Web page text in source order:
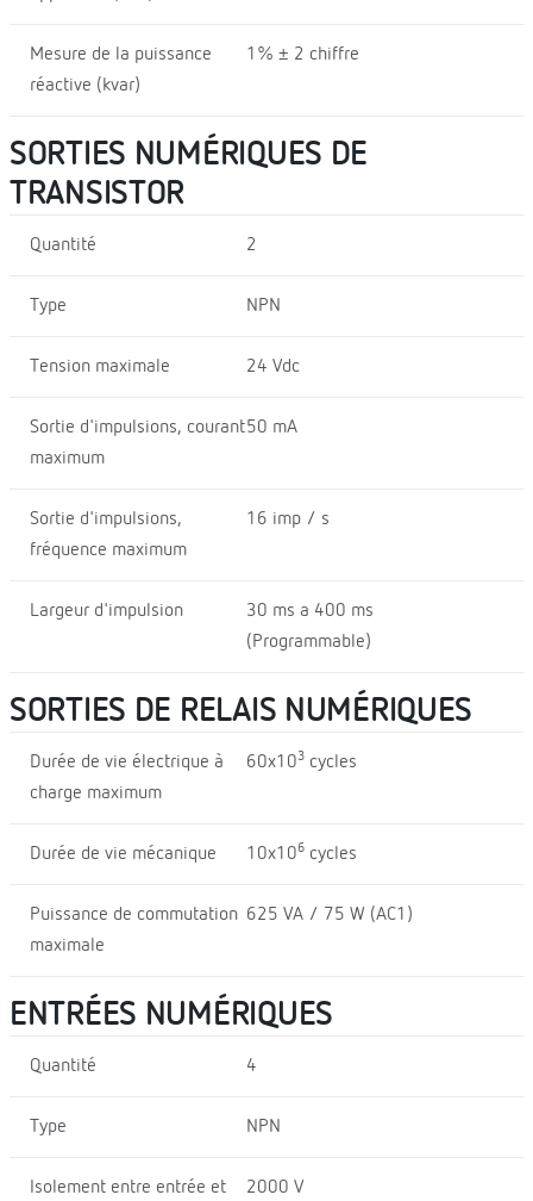
Mesure de la puissance
réactive (kvar)
1% ± 2 chiffre
SORTIES NUMÉRIQUES DE
TRANSISTOR
Quantité 2
Type NPN
Tension maximale 24 Vdc
Sortie d'impulsions, courant
maximum
50 mA
Sortie d'impulsions,
fréquence maximum
16 imp / s
Largeur d'impulsion
30 ms a 400 ms
(Programmable)
SORTIES DE RELAIS NUMÉRIQUES
Durée de vie électrique à
charge maximum
60x103cycles
Durée de vie mécanique 10x106cycles
Puissance de commutation
maximale
625 VA / 75 W (AC1)
ENTRÉES NUMÉRIQUES
Quantité 4
Type NPN
Isolement entre entrée et 2000 V